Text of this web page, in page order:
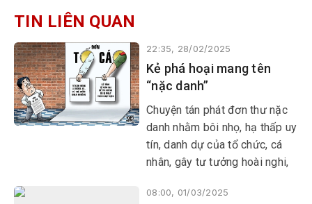
TIN LIÊN QUAN
22:35, 28/02/2025
Kẻ phá hoại mang tên
“nặc danh”
Chuyện tán phát đơn thư nặc
danh nhằm bôi nhọ, hạ thấp uy
tín, danh dự của tổ chức, cá
nhân, gây tư tưởng hoài nghi,
trước thềm đại hội đảng các
08:00, 01/03/2025